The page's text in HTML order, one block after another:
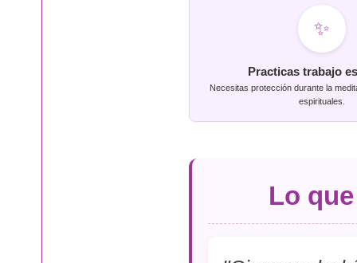
✨
Practicas trabajo
Necesitas protección durante la
espirituales.
Lo